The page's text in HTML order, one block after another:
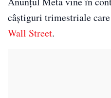
câștiguri trimestriale
Wall Street.